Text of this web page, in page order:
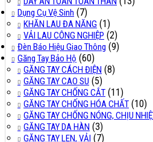
Dụng Cụ Vệ Sinh (7)
KHĂN LAU ĐA NĂNG (1)
VẢI LAU CÔNG NGHIỆP (2)
Đèn Báo Hiệu Giao Thông (9)
Găng Tay Bảo Hộ (60)
GĂNG TAY CÁCH ĐIỆN (8)
GĂNG TAY CAO SU (5)
GĂNG TAY CHỐNG CẮT (11)
GĂNG TAY CHỐNG HÓA CHẤT (10)
GĂNG TAY CHỐNG NÓNG, CHỊU
GĂNG TAY DA HÀN (3)
GĂNG TAY LEN, VẢI (7)